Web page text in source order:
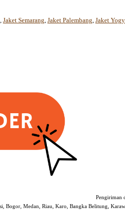
, Jaket Semarang, Jaket Palembang, Jaket
Pengiriman
Bogor, Medan, Riau, Karo, Bangka Belitung,